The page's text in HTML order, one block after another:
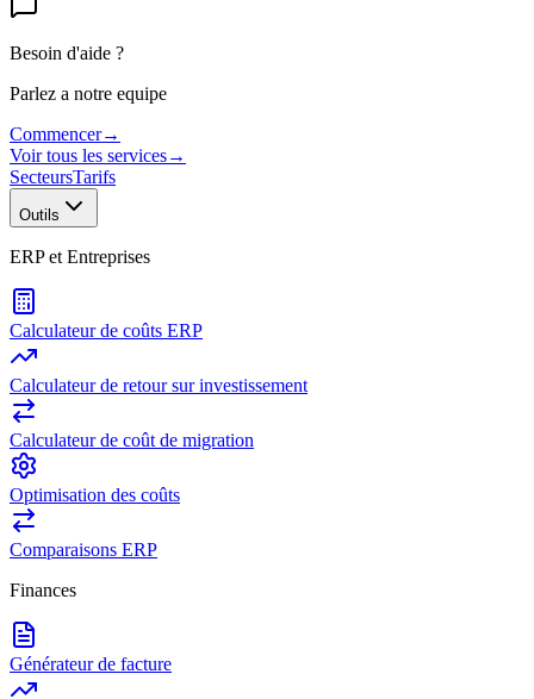
Besoin d'aide ?
Parlez a notre equipe
Commencer→
Voir tous les services→
SecteursTarifs
Outils
ERP et Entreprises
Calculateur de coûts ERP
Calculateur de retour sur investissement
Calculateur de coût de migration
Optimisation des coûts
Comparaisons ERP
Finances
Générateur de facture